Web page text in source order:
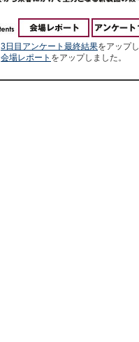
3日目アンケート最終結果をアップ
会場レポート をアップしました。